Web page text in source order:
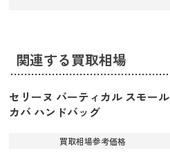
関連する買取相場
セリーヌ バーティカル スモール
カバ ハンドバッグ
買取相場参考価格